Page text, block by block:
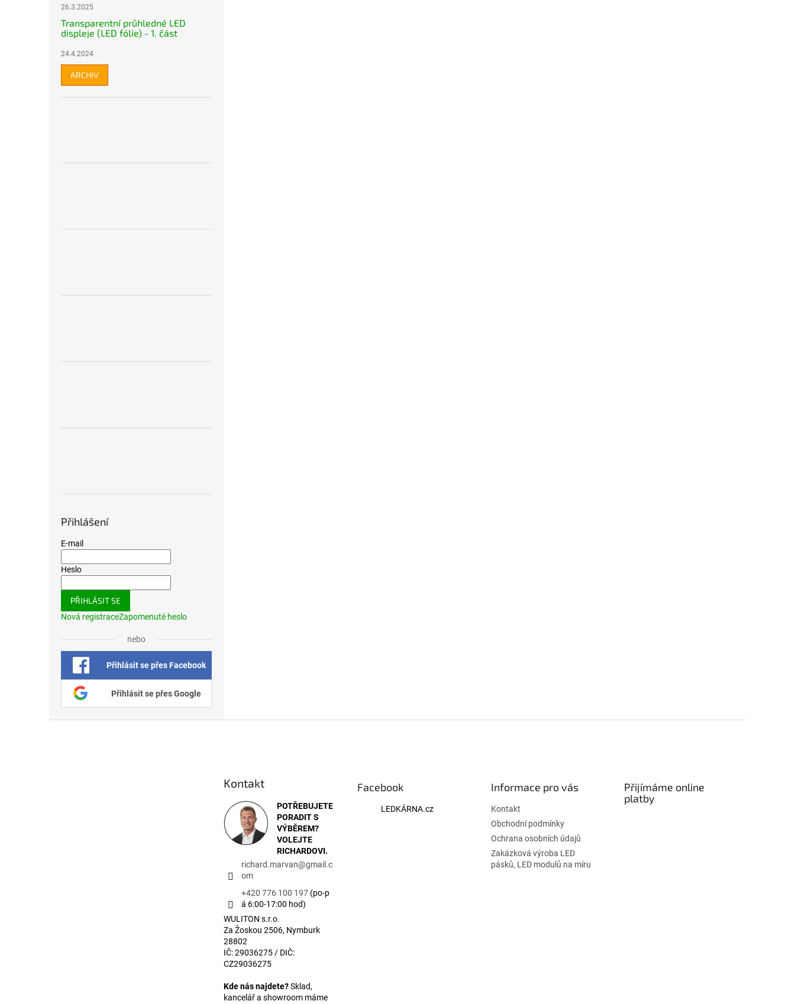
26.3.2025
Transparentní průhledné LED
displeje (LED fólie) - 1. část
24.4.2024
ARCHIV
Přihlášení
E-mail
Heslo
PŘIHLÁSIT SE
Nová registraceZapomenuté heslo
nebo
Přihlásit se přes Facebook
Přihlásit se přes Google
Kontakt
POTŘEBUJETE
PORADIT S
VÝBĚREM?
VOLEJTE
RICHARDOVI.
richard.marvan@gmail.c
om
+420 776 100 197 (po-p
á 6:00-17:00 hod)
WULITON s.r.o.
Za Žoskou 2506, Nymburk
28802
IČ: 29036275 / DIČ:
CZ29036275
Kde nás najdete?Sklad,
kancelář a showroom máme
Facebook
LEDKÁRNA.cz
Informace pro vás
Kontakt
Obchodní podmínky
Ochrana osobních údajů
Zakázková výroba LED
pásků, LED modulů na míru
Přijímáme online
platby